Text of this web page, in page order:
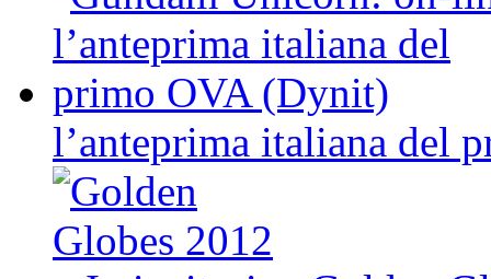
l’anteprima italiana del